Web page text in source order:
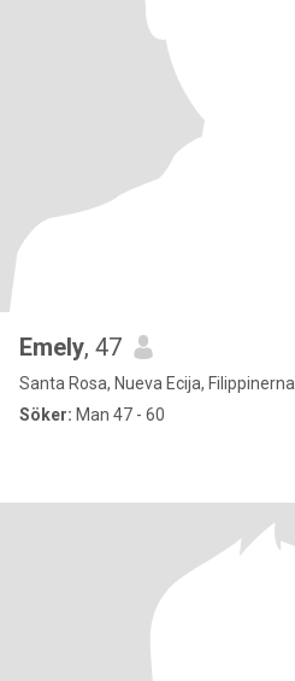
Emely, 47
Santa Rosa, Nueva Ecija, Filippinerna
Söker: Man 47 - 60